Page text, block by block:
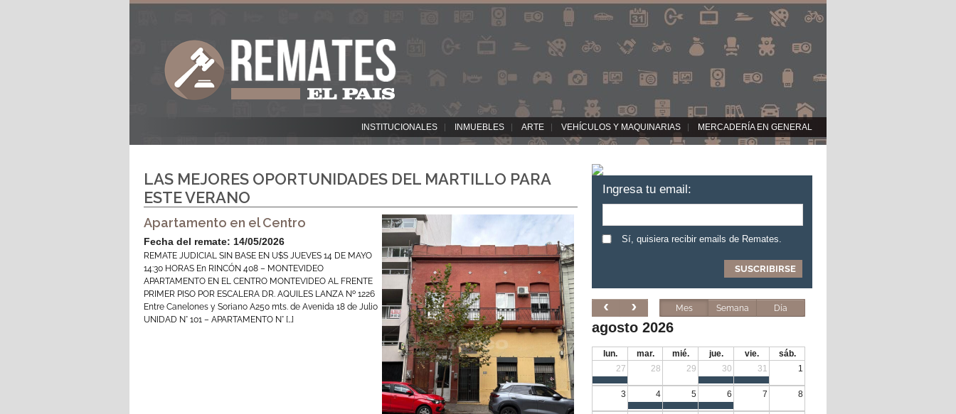
INSTITUCIONALES INMUEBLES ARTE VEHÍCULOS Y MAQUINARIAS MERCADERÍA EN GENERAL
LAS MEJORES OPORTUNIDADES DEL MARTILLO PARA
ESTE VERANO
Apartamento en el Centro
Fecha del remate: 14/05/2026
REMATE JUDICIAL SIN BASE EN U$S JUEVES 14 DE MAYO
14:30 HORAS En RINCÓN 408 – MONTEVIDEO
APARTAMENTO EN EL CENTRO MONTEVIDEO AL FRENTE
PRIMER PISO POR ESCALERA DR. AQUILES LANZA Nº 1226
Entre Canelones y Soriano A250 mts. de Avenida 18 de Julio
UNIDAD N° 101 – APARTAMENTO N° […]
Ingresa tu email:
Sí, quisiera recibir emails de Remates.
Mes Semana Día
agosto 2026
lun. mar. mié. jue. vie.
sáb.
27
28 29 30 31 1
3 4 5 6 7 8